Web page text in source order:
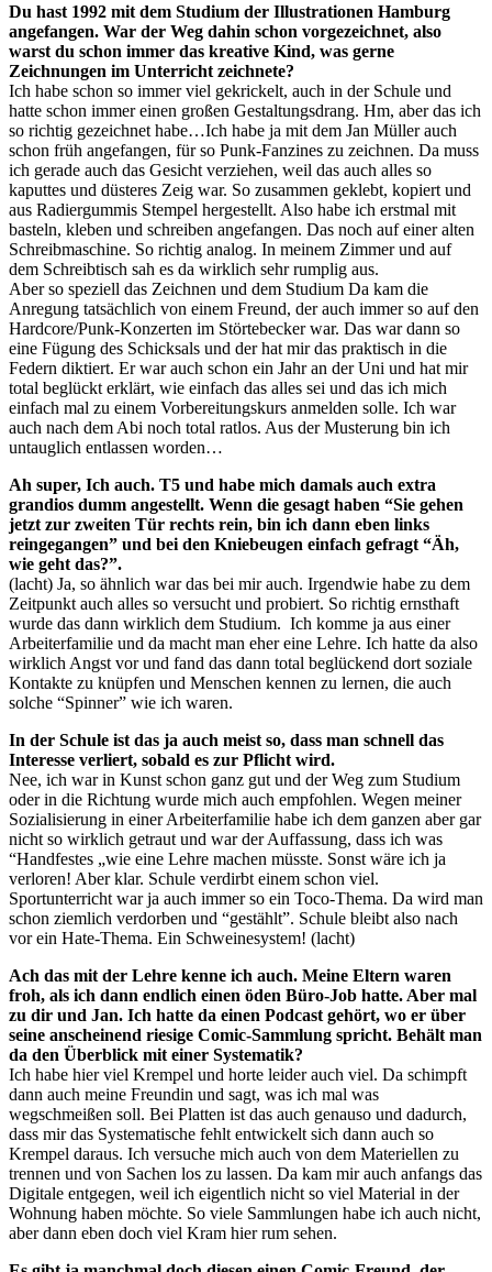
Du hast 1992 mit dem Studium der Illustrationen Hamburg
angefangen. War der Weg dahin schon vorgezeichnet, also
warst du schon immer das kreative Kind, was gerne
Zeichnungen im Unterricht zeichnete?
Ich habe schon so immer viel gekrickelt, auch in der Schule und
hatte schon immer einen großen Gestaltungsdrang. Hm, aber das ich
so richtig gezeichnet habe…Ich habe ja mit dem Jan Müller auch
schon früh angefangen, für so Punk-Fanzines zu zeichnen. Da muss
ich gerade auch das Gesicht verziehen, weil das auch alles so
kaputtes und düsteres Zeig war. So zusammen geklebt, kopiert und
aus Radiergummis Stempel hergestellt. Also habe ich erstmal mit
basteln, kleben und schreiben angefangen. Das noch auf einer alten
Schreibmaschine. So richtig analog. In meinem Zimmer und auf
dem Schreibtisch sah es da wirklich sehr rumplig aus.
Aber so speziell das Zeichnen und dem Studium Da kam die
Anregung tatsächlich von einem Freund, der auch immer so auf den
Hardcore/Punk-Konzerten im Störtebecker war. Das war dann so
eine Fügung des Schicksals und der hat mir das praktisch in die
Federn diktiert. Er war auch schon ein Jahr an der Uni und hat mir
total beglückt erklärt, wie einfach das alles sei und das ich mich
einfach mal zu einem Vorbereitungskurs anmelden solle. Ich war
auch nach dem Abi noch total ratlos. Aus der Musterung bin ich
untauglich entlassen worden…
Ah super, Ich auch. T5 und habe mich damals auch extra
grandios dumm angestellt. Wenn die gesagt haben “Sie gehen
jetzt zur zweiten Tür rechts rein, bin ich dann eben links
reingegangen” und bei den Kniebeugen einfach gefragt “Äh,
wie geht das?”.
(lacht) Ja, so ähnlich war das bei mir auch. Irgendwie habe zu dem
Zeitpunkt auch alles so versucht und probiert. So richtig ernsthaft
wurde das dann wirklich dem Studium. Ich komme ja aus einer
Arbeiterfamilie und da macht man eher eine Lehre. Ich hatte da also
wirklich Angst vor und fand das dann total beglückend dort soziale
Kontakte zu knüpfen und Menschen kennen zu lernen, die auch
solche “Spinner” wie ich waren.
In der Schule ist das ja auch meist so, dass man schnell das
Interesse verliert, sobald es zur Pflicht wird.
Nee, ich war in Kunst schon ganz gut und der Weg zum Studium
oder in die Richtung wurde mich auch empfohlen. Wegen meiner
Sozialisierung in einer Arbeiterfamilie habe ich dem ganzen aber gar
nicht so wirklich getraut und war der Auffassung, dass ich was
“Handfestes „wie eine Lehre machen müsste. Sonst wäre ich ja
verloren! Aber klar. Schule verdirbt einem schon viel.
Sportunterricht war ja auch immer so ein Toco-Thema. Da wird man
schon ziemlich verdorben und “gestählt”. Schule bleibt also nach
vor ein Hate-Thema. Ein Schweinesystem! (lacht)
Ach das mit der Lehre kenne ich auch. Meine Eltern waren
froh, als ich dann endlich einen öden Büro-Job hatte. Aber mal
zu dir und Jan. Ich hatte da einen Podcast gehört, wo er über
seine anscheinend riesige Comic-Sammlung spricht. Behält man
da den Überblick mit einer Systematik?
Ich habe hier viel Krempel und horte leider auch viel. Da schimpft
dann auch meine Freundin und sagt, was ich mal was
wegschmeißen soll. Bei Platten ist das auch genauso und dadurch,
dass mir das Systematische fehlt entwickelt sich dann auch so
Krempel daraus. Ich versuche mich auch von dem Materiellen zu
trennen und von Sachen los zu lassen. Da kam mir auch anfangs das
Digitale entgegen, weil ich eigentlich nicht so viel Material in der
Wohnung haben möchte. So viele Sammlungen habe ich auch nicht,
aber dann eben doch viel Kram hier rum sehen.